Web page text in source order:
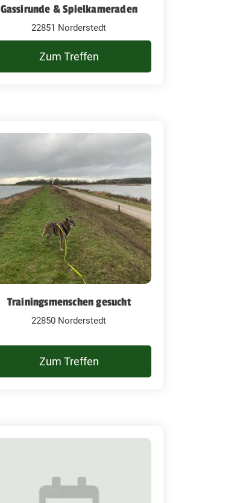
Gassirunde & Spielkameraden
22851 Norderstedt
Zum Treffen
Trainingsmenschen gesucht
22850 Norderstedt
Zum Treffen